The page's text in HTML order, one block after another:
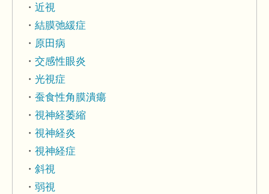
近視
結膜弛緩症
原田病
交感性眼炎
光視症
蚕食性角膜潰瘍
視神経萎縮
視神経炎
視神経症
斜視
弱視